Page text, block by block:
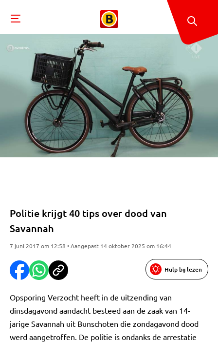
Politie krijgt 40 tips over dood van
Savannah
7 juni 2017 om 12:58 • Aangepast 14 oktober 2025 om 16:44
Hulp bij lezen
Opsporing Verzocht heeft in de uitzending van
dinsdagavond aandacht besteed aan de zaak van 14-
jarige Savannah uit Bunschoten die zondagavond dood
werd aangetroffen. De politie is ondanks de arrestatie